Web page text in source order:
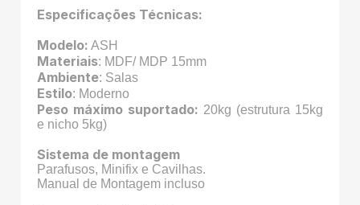
Especificações Técnicas:
Modelo: ASH
Materiais: MDF/ MDP 15mm
Ambiente: Salas
Estilo: Moderno
Peso máximo suportado: 20kg (estrutura 15kg
e nicho 5kg)
Sistema de montagem
Parafusos, Minifix e Cavilhas.
Manual de Montagem incluso